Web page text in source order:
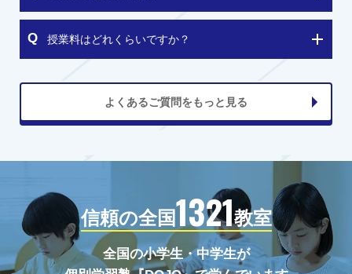
授業料はどれくらいですか？
よくあるご質問をもっと見る
信頼の全国1321教室
全国の小学生・中学生が